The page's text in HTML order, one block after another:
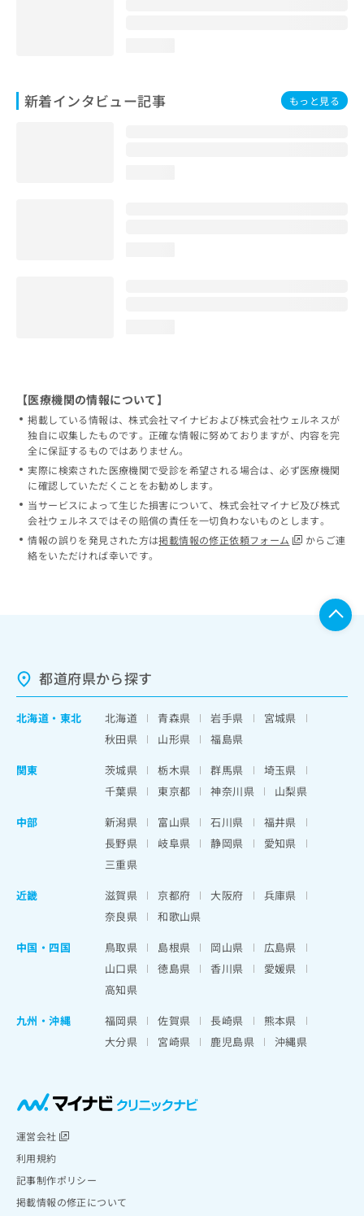
新着インタビュー記事 もっと見る
【医療機関の情報について】
掲載している情報は、株式会社マイナビおよび株式会社ウェルネスが
独自に収集したものです。正確な情報に努めておりますが、内容を完
全に保証するものではありません。
実際に検索された医療機関で受診を希望される場合は、必ず医療機関
に確認していただくことをお勧めします。
当サービスによって生じた損害について、株式会社マイナビ及び株式
会社ウェルネスではその賠償の責任を一切負わないものとします。
情報の誤りを発見された方は掲載情報の修正依頼フォーム
からご連
絡をいただければ幸いです。
都道府県から探す
北海道 ・ 東北 北海道 青森県 岩手県
宮城県
秋田県
山形県
福島県
関東
茨城県 栃木県 群馬県
埼玉県
千葉県
東京都 神奈川県
山梨県
中部
新潟県 富山県 石川県
福井県
長野県
岐阜県 静岡県
愛知県
三重県
近畿
滋賀県 京都府 大阪府
兵庫県
奈良県
和歌山県
中国・四国
鳥取県 島根県 岡山県
広島県
山口県
徳島県 香川県
愛媛県
高知県
九州・沖縄
福岡県 佐賀県 長崎県
熊本県
大分県
宮崎県 鹿児島県 沖縄県
運営会社
利用規約
記事制作ポリシー
掲載情報の修正について